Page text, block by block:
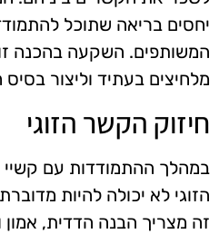
יחסים בריאה שתוכל
המשותפים. השקעה בהכנה
מלחיצים בעתיד וליצור
חיזוק הקשר הזוגי
במהלך ההתמודדות עם
הזוגי לא יכולה להיות
זה מצריך הבנה הדדית, אמון